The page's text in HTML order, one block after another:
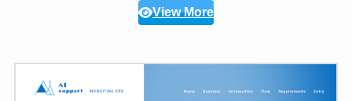
View More